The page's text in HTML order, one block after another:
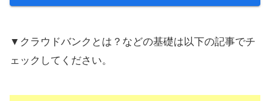
▼クラウドバンクとは？などの基礎は以下の記事でチ
ェックしてください。